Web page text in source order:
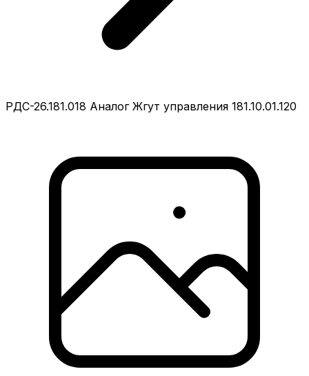
РДС-26.181.018 Аналог Жгут управления 181.10.01.120